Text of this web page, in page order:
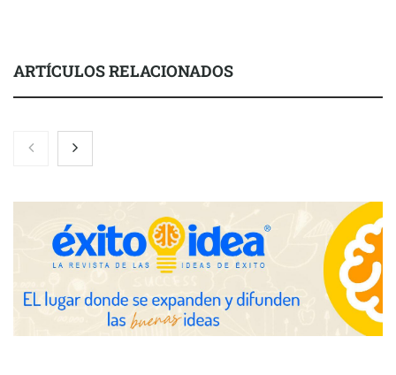
ARTÍCULOS RELACIONADOS
Brisas del Estrecho abastece a la hostelería de Sevilla
conectando lonjas con establecimientos